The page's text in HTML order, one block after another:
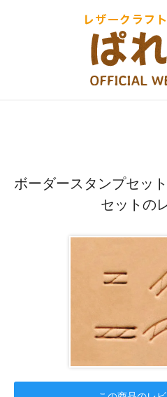
ボーダースタンプセッ
セットの